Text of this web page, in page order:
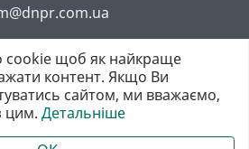
порадниця
або частковому використанні
cookie щоб як найкраще
контент. Якщо Ви
сайтом, ми вважаємо,
цим. Детальніше